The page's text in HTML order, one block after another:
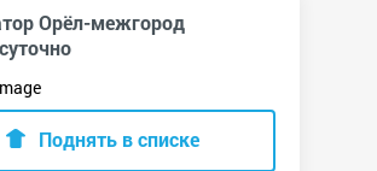
Орёл-межгород
Поднять в списке